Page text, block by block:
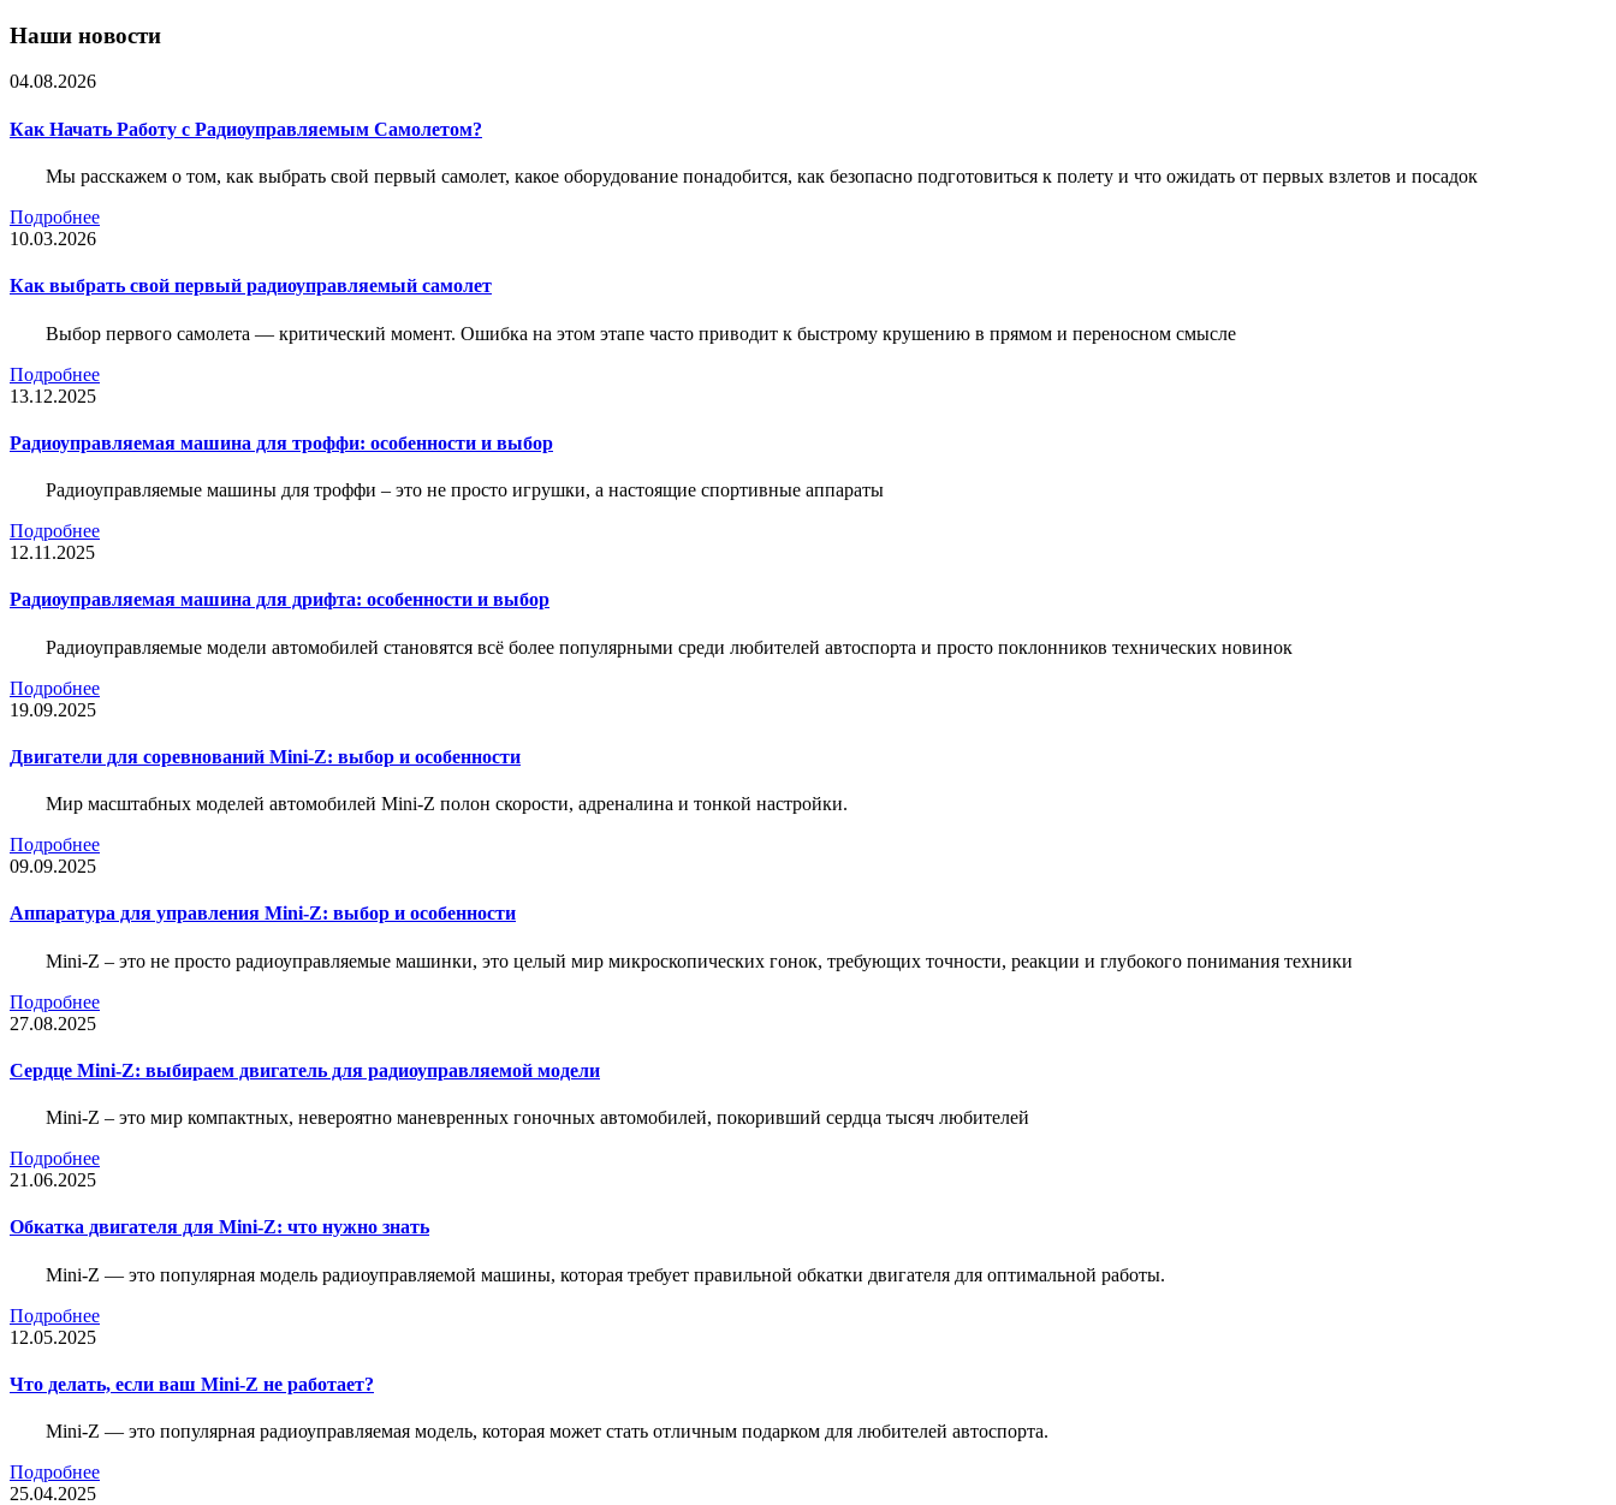
Наши новости
04.08.2026
Как Начать Работу с Радиоуправляемым Самолетом?
Мы расскажем о том, как выбрать свой первый самолет, какое оборудование понадобится, как безопасно подготовиться к полету и что ожидать от первых взлетов и посадок
Подробнее
10.03.2026
Как выбрать свой первый радиоуправляемый самолет
Выбор первого самолета — критический момент. Ошибка на этом этапе часто приводит к быстрому крушению в прямом и переносном смысле
Подробнее
13.12.2025
Радиоуправляемая машина для троффи: особенности и выбор
Радиоуправляемые машины для троффи – это не просто игрушки, а настоящие спортивные аппараты
Подробнее
12.11.2025
Радиоуправляемая машина для дрифта: особенности и выбор
Радиоуправляемые модели автомобилей становятся всё более популярными среди любителей автоспорта и просто поклонников технических новинок
Подробнее
19.09.2025
Двигатели для соревнований Mini-Z: выбор и особенности
Мир масштабных моделей автомобилей Mini-Z полон скорости, адреналина и тонкой настройки.
Подробнее
09.09.2025
Аппаратура для управления Mini-Z: выбор и особенности
Mini-Z – это не просто радиоуправляемые машинки, это целый мир микроскопических гонок, требующих точности, реакции и глубокого понимания техники
Подробнее
27.08.2025
Сердце Mini-Z: выбираем двигатель для радиоуправляемой модели
Mini-Z – это мир компактных, невероятно маневренных гоночных автомобилей, покоривший сердца тысяч любителей
Подробнее
21.06.2025
Обкатка двигателя для Mini-Z: что нужно знать
Mini-Z — это популярная модель радиоуправляемой машины, которая требует правильной обкатки двигателя для оптимальной работы.
Подробнее
12.05.2025
Что делать, если ваш Mini-Z не работает?
Mini-Z — это популярная радиоуправляемая модель, которая может стать отличным подарком для любителей автоспорта.
Подробнее
25.04.2025